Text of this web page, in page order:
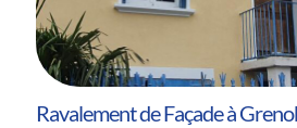
Ravalement de Façade à